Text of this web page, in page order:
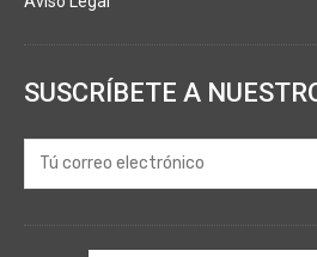
SUSCRÍBETE A